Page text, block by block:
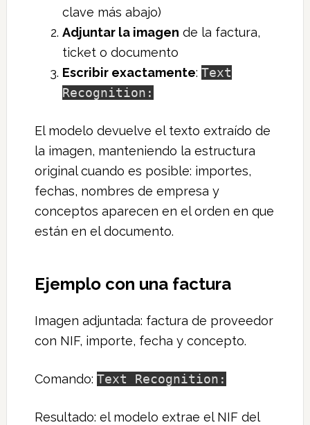
clave más abajo)
Adjuntar la imagen de la factura,
ticket o documento
Escribir exactamente: Text
Recognition:
El modelo devuelve el texto extraído de
la imagen, manteniendo la estructura
original cuando es posible: importes,
fechas, nombres de empresa y
conceptos aparecen en el orden en que
están en el documento.
Ejemplo con una factura
Imagen adjuntada: factura de proveedor
con NIF, importe, fecha y concepto.
Comando: Text Recognition:
Resultado: el modelo extrae el NIF del